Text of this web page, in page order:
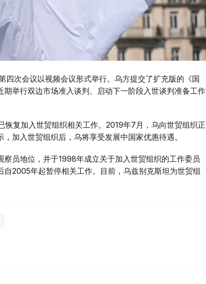
四次会议以视频会议形式举行。乌方提交了扩充版的《国
举行双边市场准入谈判、启动下一阶段入世谈判准备工作
恢复加入世贸组织相关工作。2019年7月，乌向世贸组织正
加入世贸组织后，乌将享受发展中国家优惠待遇。
员地位，并于1998年成立关于加入世贸组织的工作委员
2005年起暂停相关工作。目前，乌兹别克斯坦为世贸组